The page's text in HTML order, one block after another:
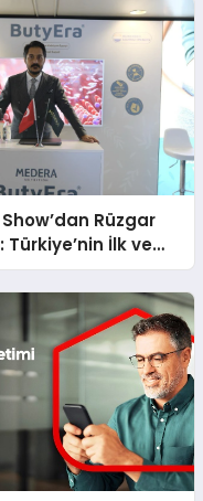
Rüzgar
Türkiye’nin İlk ve
Bütirat Ürünü Dünya